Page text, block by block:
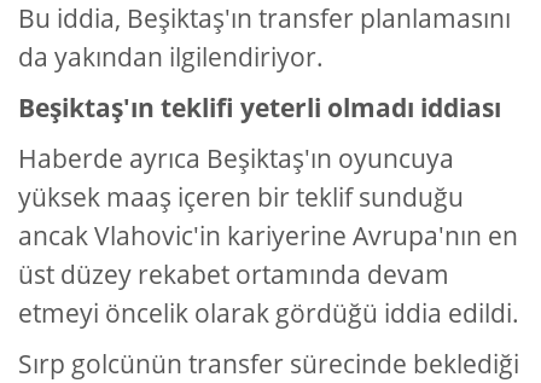
Bu iddia, Beşiktaş'ın transfer planlamasını
da yakından ilgilendiriyor.
Beşiktaş'ın teklifi yeterli olmadı iddiası
Haberde ayrıca Beşiktaş'ın oyuncuya
yüksek maaş içeren bir teklif sunduğu
ancak Vlahovic'in kariyerine Avrupa'nın en
üst düzey rekabet ortamında devam
etmeyi öncelik olarak gördüğü iddia edildi.
Sırp golcünün transfer sürecinde beklediği